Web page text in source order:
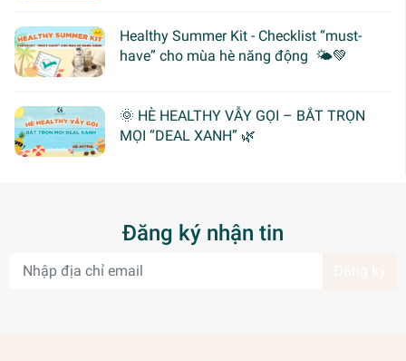
Healthy Summer Kit - Checklist “must-
have” cho mùa hè năng động 🌤️💚
🌞 HÈ HEALTHY VẪY GỌI – BẮT TRỌN
MỌI “DEAL XANH” 🌿
Đăng ký nhận tin